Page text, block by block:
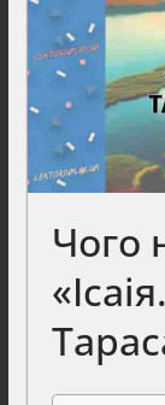
Чого